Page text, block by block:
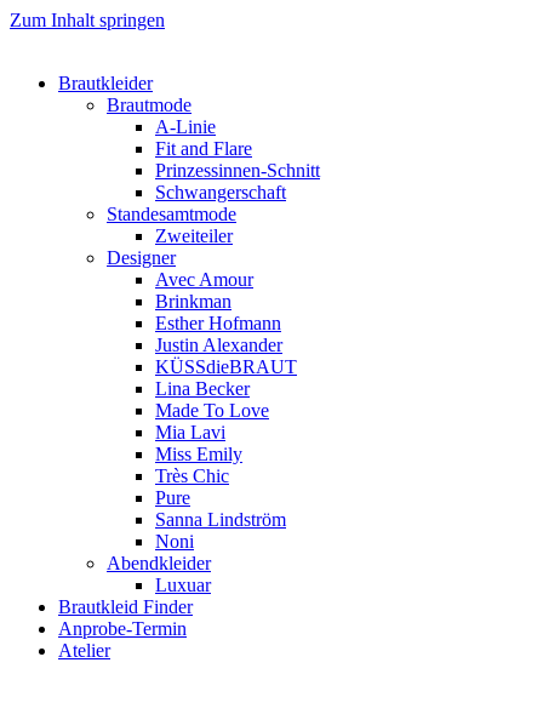
Zum Inhalt springen
Brautkleider
Brautmode
A-Linie
Fit and Flare
Prinzessinnen-Schnitt
Schwangerschaft
Standesamtmode
Zweiteiler
Designer
Avec Amour
Brinkman
Esther Hofmann
Justin Alexander
KÜSSdieBRAUT
Lina Becker
Made To Love
Mia Lavi
Miss Emily
Très Chic
Pure
Sanna Lindström
Noni
Abendkleider
Luxuar
Brautkleid Finder
Anprobe-Termin
Atelier